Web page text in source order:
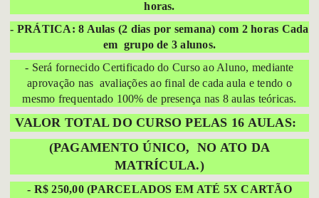
horas.
- PRÁTICA: 8 Aulas (2 dias por semana) com 2 horas Cada
em grupo de 3 alunos.
- Será fornecido Certificado do Curso ao Aluno, mediante
aprovação nas avaliações ao final de cada aula e tendo o
mesmo frequentado 100% de presença nas 8 aulas teóricas.
VALOR TOTAL DO CURSO PELAS 16 AULAS:
(PAGAMENTO ÚNICO, NO ATO DA
MATRÍCULA.)
- R$ 250,00 (PARCELADOS EM ATÉ 5X CARTÃO